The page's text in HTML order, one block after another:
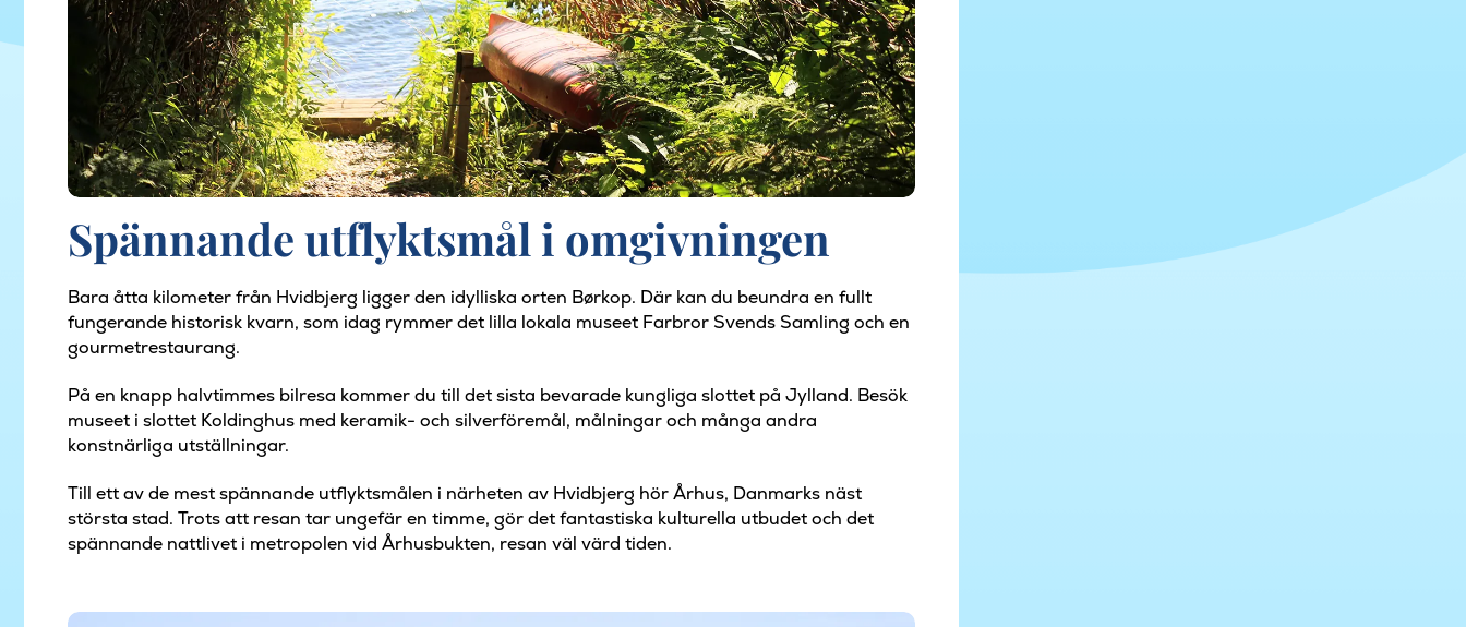
Spännande utflyktsmål i omgivningen
Bara åtta kilometer från Hvidbjerg ligger den idylliska orten Børkop. Där kan du beundra en fullt
fungerande historisk kvarn, som idag rymmer det lilla lokala museet Farbror Svends Samling och en
gourmetrestaurang.
På en knapp halvtimmes bilresa kommer du till det sista bevarade kungliga slottet på Jylland. Besök
museet i slottet Koldinghus med keramik- och silverföremål, målningar och många andra
konstnärliga utställningar.
Till ett av de mest spännande utflyktsmålen i närheten av Hvidbjerg hör Århus, Danmarks näst
största stad. Trots att resan tar ungefär en timme, gör det fantastiska kulturella utbudet och det
spännande nattlivet i metropolen vid Århusbukten, resan väl värd tiden.